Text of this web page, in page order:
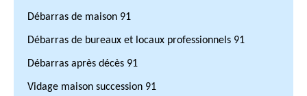
Débarras de maison 91
Débarras de bureaux et locaux professionnels 91
Débarras après décès 91
Vidage maison succession 91